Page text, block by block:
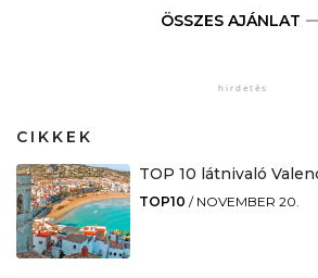
ÖSSZES AJÁNLAT
CIKKEK
TOP 10 látnivaló
TOP10 / NOVEMBER 20.